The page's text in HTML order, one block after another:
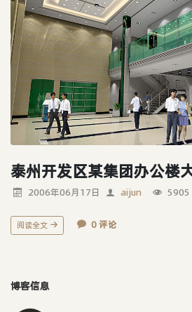
泰州开发区某集团办公楼
2006年06月17日 aijun 5905
阅读全文 0 评论
博客信息